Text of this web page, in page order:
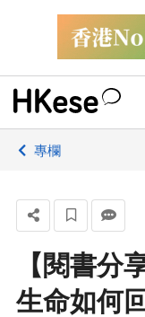
專欄
【閱書分
生命如何